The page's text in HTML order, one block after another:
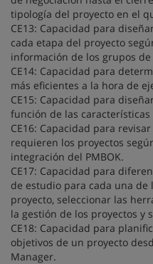
tipología del proyecto en el
CE13: Capacidad para
cada etapa del proyecto
información de los grupos
CE14: Capacidad para
más eficientes a la hora de
CE15: Capacidad para
función de las
CE16: Capacidad para
requieren los proyectos
integración del PMBOK.
CE17: Capacidad para
de estudio para cada una de
proyecto, seleccionar las
la gestión de los proyectos y
CE18: Capacidad para
objetivos de un proyecto
Manager.